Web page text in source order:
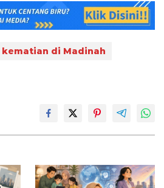
kematian di Madinah